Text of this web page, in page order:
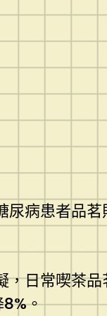
病患者品
日常喫茶
。